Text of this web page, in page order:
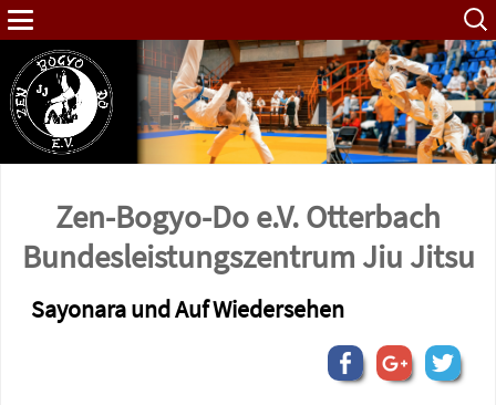
Suche
nach:
Zen-Bogyo-Do e.V. Otterbach
Bundes­leistungs­zentrum Jiu Jitsu
Sayonara und Auf Wiedersehen